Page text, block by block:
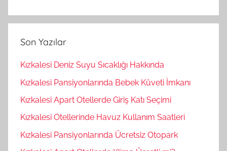
Son Yazılar
Kızkalesi Deniz Suyu Sıcaklığı Hakkında
Kızkalesi Pansiyonlarında Bebek Küveti İmkanı
Kızkalesi Apart Otellerde Giriş Katı Seçimi
Kızkalesi Otellerinde Havuz Kullanım Saatleri
Kızkalesi Pansiyonlarında Ücretsiz Otopark